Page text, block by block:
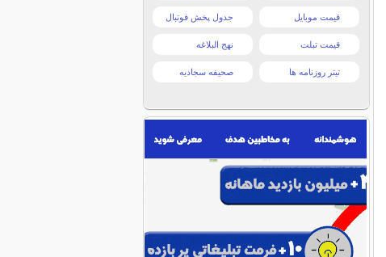
قیمت موبایل جدول پخش فوتبال
قیمت تبلت نهج البلاغه
تیتر روزنامه ها صحیفه سجادیه